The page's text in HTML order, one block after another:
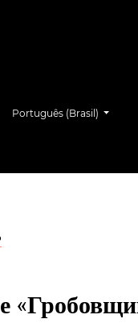
Português (Brasil)